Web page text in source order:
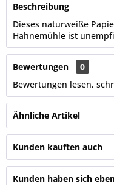
Beschreibung
Dieses naturweiße
Hahnemühle ist
Bewertungen
0
Bewertungen lesen,
Ähnliche Artikel
Kunden kauften auch
Kunden haben sich